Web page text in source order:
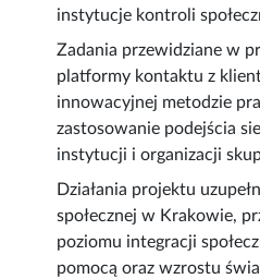
instytucje kontroli
Zadania przewidziane w
platformy kontaktu z
innowacyjnej metodzie
zastosowanie podejścia
instytucji i organizacji
Działania projektu
społecznej w Krakowie,
poziomu integracji
pomocą oraz wzrostu